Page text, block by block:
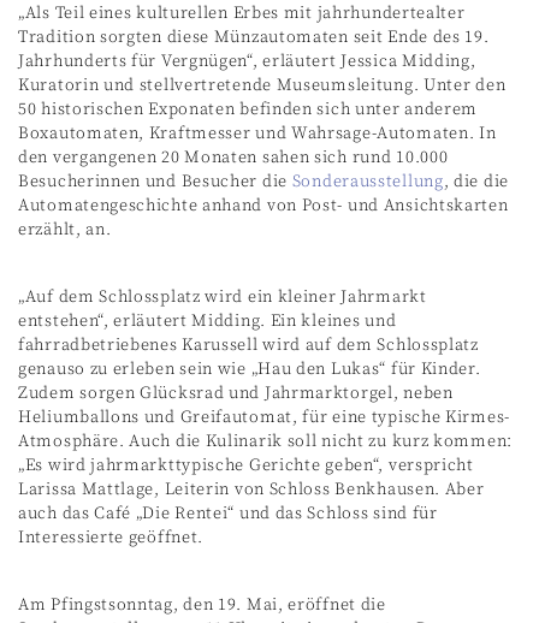
„Als Teil eines kulturellen Erbes mit jahrhundertealter
Tradition sorgten diese Münzautomaten seit Ende des 19.
Jahrhunderts für Vergnügen“, erläutert Jessica Midding,
Kuratorin und stellvertretende Museumsleitung. Unter den
50 historischen Exponaten befinden sich unter anderem
Boxautomaten, Kraftmesser und Wahrsage-Automaten. In
den vergangenen 20 Monaten sahen sich rund 10.000
Besucherinnen und Besucher die Sonderausstellung, die die
Automatengeschichte anhand von Post- und Ansichtskarten
erzählt, an.
„Auf dem Schlossplatz wird ein kleiner Jahrmarkt
entstehen“, erläutert Midding. Ein kleines und
fahrradbetriebenes Karussell wird auf dem Schlossplatz
genauso zu erleben sein wie „Hau den Lukas“ für Kinder.
Zudem sorgen Glücksrad und Jahrmarktorgel, neben
Heliumballons und Greifautomat, für eine typische Kirmes-
Atmosphäre. Auch die Kulinarik soll nicht zu kurz kommen:
„Es wird jahrmarkttypische Gerichte geben“, verspricht
Larissa Mattlage, Leiterin von Schloss Benkhausen. Aber
auch das Café „Die Rentei“ und das Schloss sind für
Interessierte geöffnet.
Am Pfingstsonntag, den 19. Mai, eröffnet die